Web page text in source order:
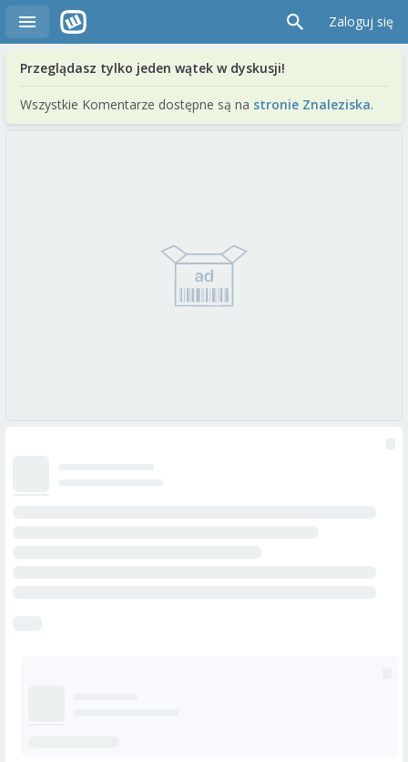
Zaloguj się
Przeglądasz tylko jeden wątek w dyskusji!
Wszystkie Komentarze dostępne są na stronie Znaleziska.